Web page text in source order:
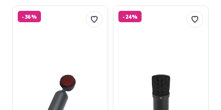
ROQ
Audio
-36%
ROQ
Audio
-24%